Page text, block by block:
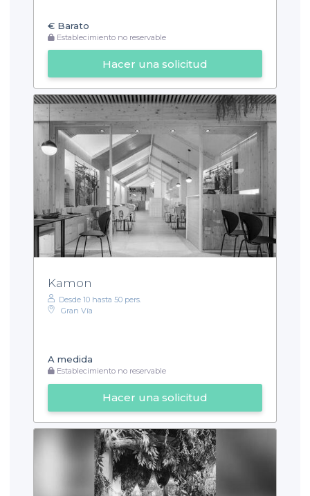
€ Barato
Establecimiento no reservable
Hacer una solicitud
Kamon
Desde 10 hasta 50 pers.
Gran Vía
A medida
Establecimiento no reservable
Hacer una solicitud